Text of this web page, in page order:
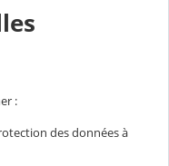
:
des données à